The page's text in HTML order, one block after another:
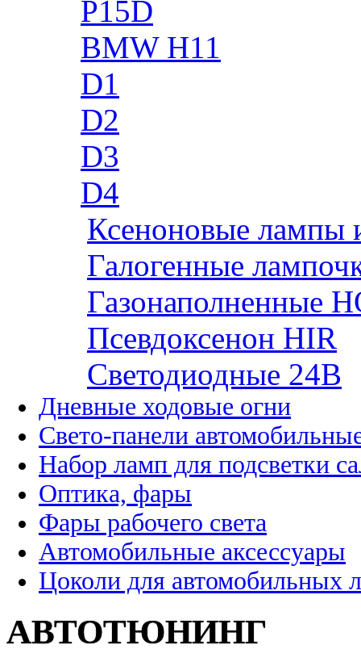
P15D
BMW H11
D1
D2
D3
D4
Ксеноновые лампы
Галогенные
Газонаполненные
Псевдоксенон HIR
Cветодиодные 24B
Дневные ходовые огни
Свето-панели
Набор ламп для подсветки
Оптика, фары
Фары рабочего света
Автомобильные аксессуары
Цоколи для автомобильных
АВТОТЮНИНГ